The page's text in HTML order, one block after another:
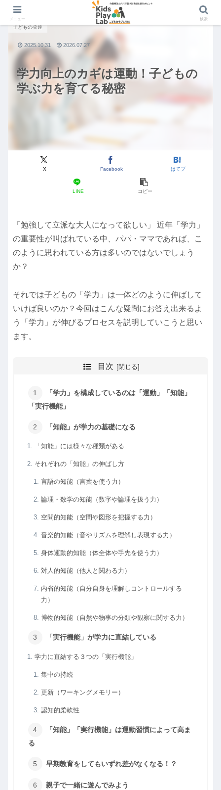
学力向上のカギは運動！子どもの
学ぶ力を育てる秘密
子どもの発達
X Facebook はてブ
LINE コピー
2025.10.31 2026.07.27
「勉強して立派な大人になって欲しい」 近年「学力」
の重要性が叫ばれている中、パパ・ママであれば、こ
のように思われている方は多いのではないでしょう
か？
それでは子どもの「学力」は一体どのように伸ばして
いけば良いのか？今回はこんな疑問にお答え出来るよ
う「学力」が伸びるプロセスを説明していこうと思い
ます。
目次
「学力」を構成しているのは「運動」「知能」
「実行機能」
「知能」が学力の基礎になる
「知能」には様々な種類がある
それぞれの「知能」の伸ばし方
言語の知能（言葉を使う力）
論理・数学の知能（数字や論理を扱う力）
空間的知能（空間や図形を把握する力）
音楽的知能（音やリズムを理解し表現する力）
身体運動的知能（体全体や手先を使う力）
対人的知能（他人と関わる力）
内省的知能（自分自身を理解しコントロールする
力）
博物的知能（自然や物事の分類や観察に関する力）
「実行機能」が学力に直結している
学力に直結する３つの「実行機能」
集中の持続
更新（ワーキングメモリー）
認知的柔軟性
「知能」「実行機能」は運動習慣によって高ま
る
早期教育をしてもいずれ差がなくなる！？
親子で一緒に遊んでみよう
メニュー 検索